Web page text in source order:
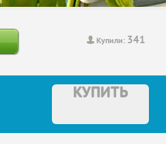
Купили: 341
КУПИТЬ